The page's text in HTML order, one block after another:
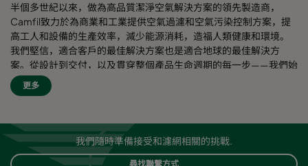
半個多世紀以來，做為高品質潔淨空氣解決方案的領先製造商，
Camfil致力於為商業和工業提供空氣過濾和空氣污染控制方案，提
高工人和設備的生產效率，減少能源消耗，造福人類健康和環境。
我們堅信，適合客戶的最佳解決方案也是適合地球的最佳解決方
案。從設計到交付，以及貫穿整個產品生命週期的每一步——我們始
終考慮我們的事業對周圍員工乃至對整個世界的影響。我們採用全
新的問題解決方案、創新的設計、精準的工藝控制，高度重視客
人都能輕鬆呼吸潔淨空氣。Camfil自豪地為客戶提供服務和支援。
我們的客戶來自不同行業和不同區域，遍佈世界各個角落。Camfil
致力於保護人員健康、工藝流程以及環境安全。
更多
我們隨時準備接受和濾網相關的挑戰.
尋找聯繫方式